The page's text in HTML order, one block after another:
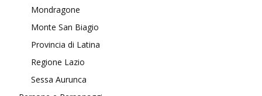
Mondragone
Monte San Biagio
Provincia di Latina
Regione Lazio
Sessa Aurunca